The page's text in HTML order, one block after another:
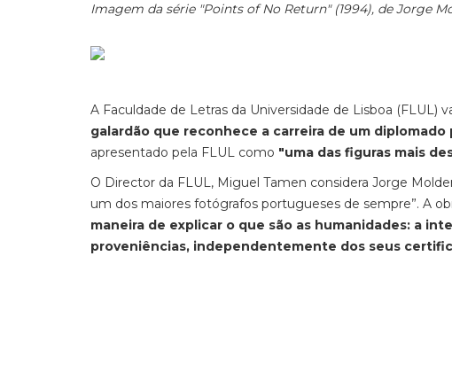
Imagem da série "Points of No Return" (1994), de Jorge
A Faculdade de Letras da Universidade de Lisboa (FLUL)
galardão que reconhece a carreira de um diplomado
apresentado pela FLUL como "uma das figuras mais
O Director da FLUL, Miguel Tamen considera Jorge
um dos maiores fotógrafos portugueses de sempre”. A
maneira de explicar o que são as humanidades: a
proveniências, independentemente dos seus